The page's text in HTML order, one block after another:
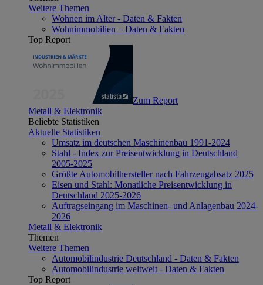
Weitere Themen
Wohnen im Alter - Daten & Fakten
Wohnimmobilien – Daten & Fakten
Top Report
Zum Report
Metall & Elektronik
Beliebte Statistiken
Aktuelle Statistiken
Umsatz im deutschen Maschinenbau 1991-2024
Stahl - Index zur Preisentwicklung in Deutschland
2005-2025
Größte Automobilhersteller nach Fahrzeugabsatz 2025
Eisen und Stahl: Monatliche Preisentwicklung in
Deutschland 2025-2026
Auftragseingang im Maschinen- und Anlagenbau 2024-
2026
Metall & Elektronik
Themen
Weitere Themen
Automobilindustrie Deutschland - Daten & Fakten
Automobilindustrie weltweit - Daten & Fakten
Top Report